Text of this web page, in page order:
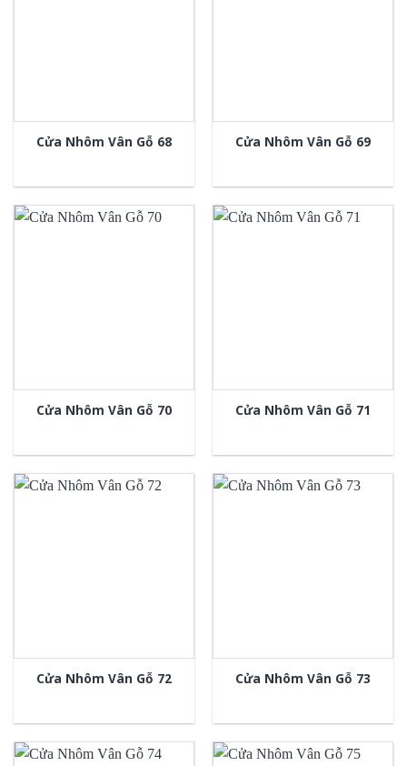
Cửa Nhôm Vân Gỗ 68 Cửa Nhôm Vân Gỗ 69
Cửa Nhôm Vân Gỗ 70 Cửa Nhôm Vân Gỗ 71
Cửa Nhôm Vân Gỗ 72 Cửa Nhôm Vân Gỗ 73